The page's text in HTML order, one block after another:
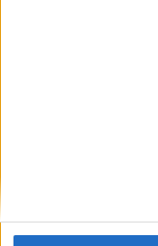
Email: info@forofp.es